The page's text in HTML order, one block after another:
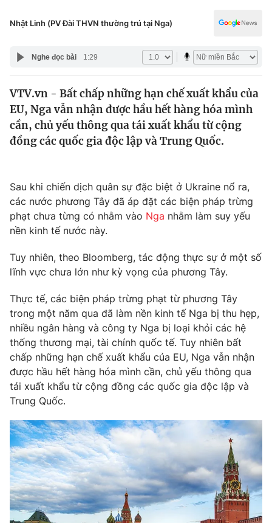
Pháp luật
Thế giới
Tin tức
Câu chuyện quốc tế
Tài chính
Thị trường
Góc doanh nghiệp
Dữ liệu và đời sống
Truyền hình
Phim VTV
Hậu trường
Nhân vật
Khán giả
Giải sao mai
Giải trí
Âm nhạc
Sao
Đời sống
Du lịch
Làm đẹp
Chất lượng cuộc sống
Giáo dục
Tuyển sinh
Học trực tuyến
Công nghệ
Hitech Công nghệ tương lai
Sản phẩm
Thị trường
Tư vấn
Giao lưu trực tuyến
Lịch phát sóng
Chuyên mục khác
Emagazine Podcast
Y tế
Công nghệ
Nhật Linh (PV Đài THVN thường trú tại Nga)
Nghe đọc bài 1:29
VTV.vn - Bất chấp những hạn chế xuất khẩu của
EU, Nga vẫn nhận được hầu hết hàng hóa mình
cần, chủ yếu thông qua tái xuất khẩu từ cộng
đồng các quốc gia độc lập và Trung Quốc.
Sau khi chiến dịch quân sự đặc biệt ở Ukraine nổ ra,
các nước phương Tây đã áp đặt các biện pháp trừng
phạt chưa từng có nhằm vào Nga nhằm làm suy yếu
nền kinh tế nước này.
Tuy nhiên, theo Bloomberg, tác động thực sự ở một số
lĩnh vực chưa lớn như kỳ vọng của phương Tây.
Thực tế, các biện pháp trừng phạt từ phương Tây
trong một năm qua đã làm nền kinh tế Nga bị thu hẹp,
nhiều ngân hàng và công ty Nga bị loại khỏi các hệ
thống thương mại, tài chính quốc tế. Tuy nhiên bất
chấp những hạn chế xuất khẩu của EU, Nga vẫn nhận
được hầu hết hàng hóa mình cần, chủ yếu thông qua
tái xuất khẩu từ cộng đồng các quốc gia độc lập và
Trung Quốc.